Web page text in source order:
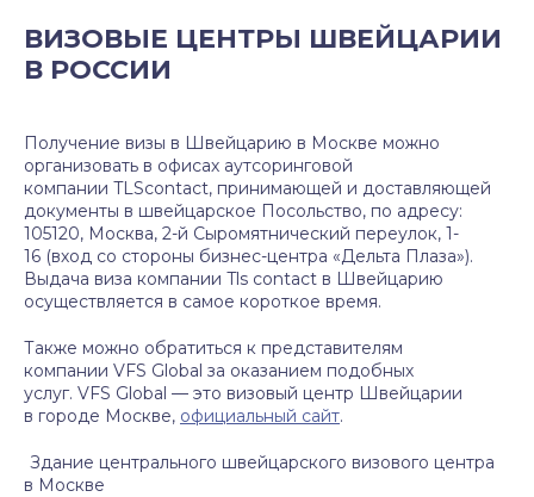
ВИЗОВЫЕ ЦЕНТРЫ ШВЕЙЦАРИИ
В РОССИИ
Получение визы в Швейцарию в Москве можно
организовать в офисах аутсоринговой
компании TLScontact, принимающей и доставляющей
документы в швейцарское Посольство, по адресу:
105120, Москва, 2-й Сыромятнический переулок, 1-
16 (вход со стороны бизнес-центра «Дельта Плаза»).
Выдача виза компании Tls contact в Швейцарию
осуществляется в самое короткое время.
Также можно обратиться к представителям
компании VFS Global за оказанием подобных
услуг. VFS Global — это визовый центр Швейцарии
в городе Москве, официальный сайт.
Здание центрального швейцарского визового центра
в Москве